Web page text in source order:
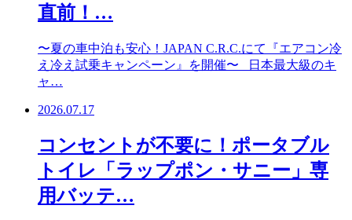
直前！…
〜夏の車中泊も安心！JAPAN C.R.C.にて『エアコン冷
え冷え試乗キャンペーン』を開催〜 日本最大級のキ
ャ…
2026.07.17
コンセントが不要に！ポータブル
トイレ「ラップポン・サニー」専
用バッテ…